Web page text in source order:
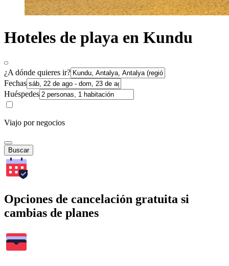
Hoteles de playa en Kundu
¿A dónde quieres ir?
Fechas
Huéspedes
Viajo por negocios
Buscar
Opciones de cancelación gratuita si
cambias de planes